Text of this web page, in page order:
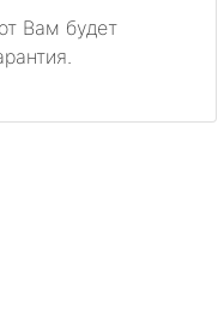
Вам будет